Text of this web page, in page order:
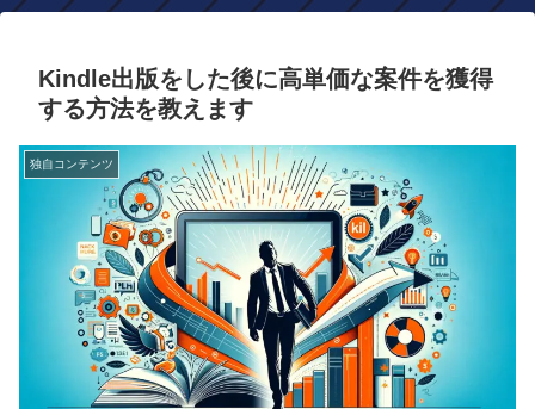
Kindle出版をした後に高単価な案件を獲得
する方法を教えます
独自コンテンツ